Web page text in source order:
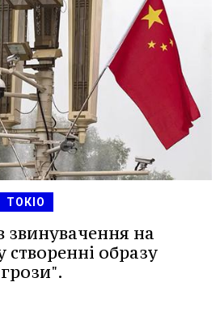
ТОКІО
звинувачення на
створенні образу